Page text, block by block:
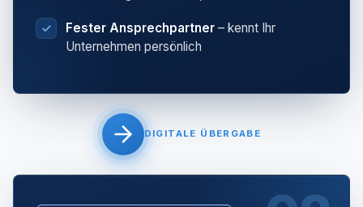
Fester Ansprechpartner – kennt Ihr
Unternehmen persönlich
DIGITALE ÜBERGABE